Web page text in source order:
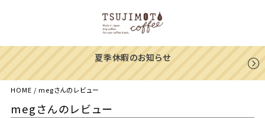
一部地域への配送
HOME megさんのレビュー
megさんのレビュー